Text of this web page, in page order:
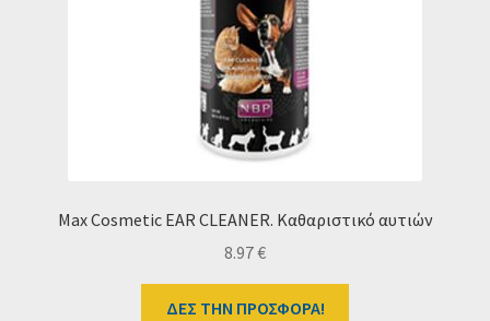
Max Cosmetic EAR CLEANER. Καθαριστικό αυτιών
8.97€
ΔΕΣ ΤΗΝ ΠΡΟΣΦΟΡΑ!